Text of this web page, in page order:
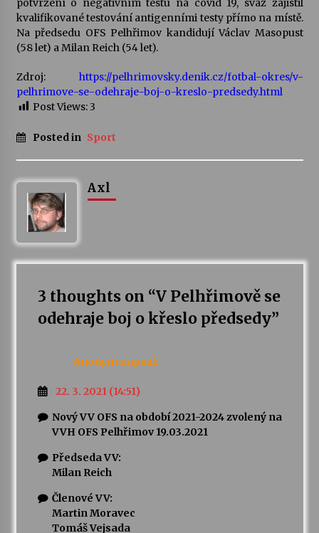
potvrzení o negativním testu na covid 19, svaz zajistil
kvalifikované testování antigenními testy přímo na místě.
Na předsedu OFS Pelhřimov kandidují Václav Masopust
(58 let) a Milan Reich (54 let).
Zdroj: https://pelhrimovsky.denik.cz/fotbal-okres/v-
pelhrimove-se-odehraje-boj-o-kreslo-predsedy.html
Post Views:3
Posted in Sport
Axl
3 thoughts on “V Pelhřimově se
odehraje boj o křeslo předsedy”
Anonym napsal:
22. 3. 2021 (14:51)
Nový VV OFS na období 2021-2024 zvolený na
VVH OFS Pelhřimov 19.03.2021
Předseda VV:
Milan Reich
Členové VV:
Martin Moravec
Tomáš Vejsada